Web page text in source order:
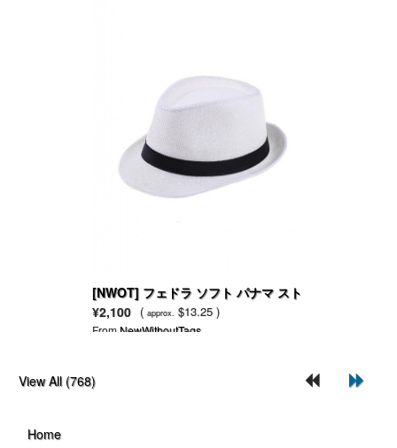
[NWOT] フェドラ ソフト パナマ スト
ローハット
¥2,100 ( approx. $13.25 )
FromNewWithoutTags
View All (768)
Home